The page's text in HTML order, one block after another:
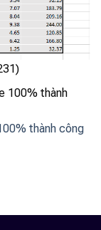
thành công